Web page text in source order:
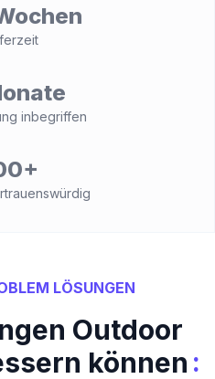
inbegriffen
LÖSUNGEN
Outdoor
können :